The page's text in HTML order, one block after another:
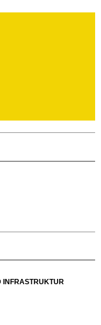
INFRASTRUKTUR